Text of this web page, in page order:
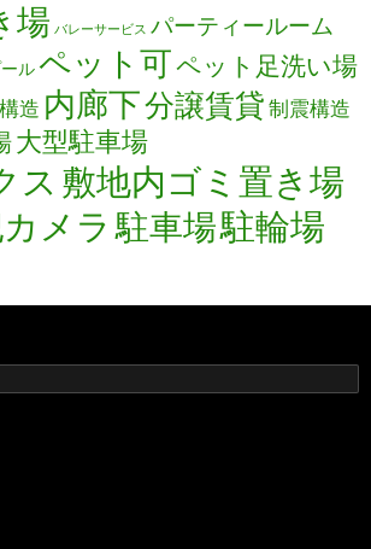
場 バレーサービス パーティールーム
ルペット可ペット足洗い場
造 内廊下分譲賃貸制震構造
大型駐車場
ス 敷地内ゴミ置き場
メラ 駐車場駐輪場